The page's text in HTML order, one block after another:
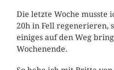
Die letzte Woche musste
20h in Fell regenerieren,
einiges auf den Weg
Wochenende.